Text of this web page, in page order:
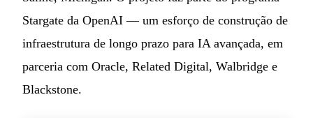
Stargate da OpenAI — um esforço de construção de
infraestrutura de longo prazo para IA avançada, em
parceria com Oracle, Related Digital, Walbridge e
Blackstone.